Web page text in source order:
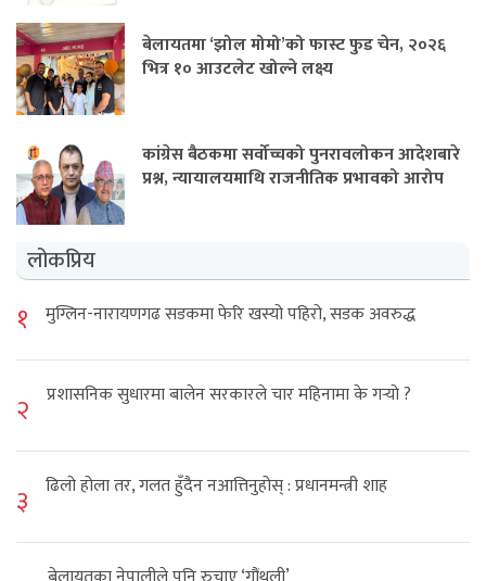
बेलायतमा ‘झोल मोमो’को फास्ट फुड चेन, २०२६
भित्र १० आउटलेट खोल्ने लक्ष्य
कांग्रेस बैठकमा सर्वोच्चको पुनरावलोकन आदेशबारे
प्रश्न, न्यायालयमाथि राजनीतिक प्रभावको आरोप
लोकप्रिय
१ मुग्लिन-नारायणगढ सडकमा फेरि खस्यो पहिरो, सडक अवरुद्ध
२ प्रशासनिक सुधारमा बालेन सरकारले चार महिनामा के गर्‍यो ?
३ ढिलो होला तर, गलत हुँदैन नआत्तिनुहोस् : प्रधानमन्त्री शाह